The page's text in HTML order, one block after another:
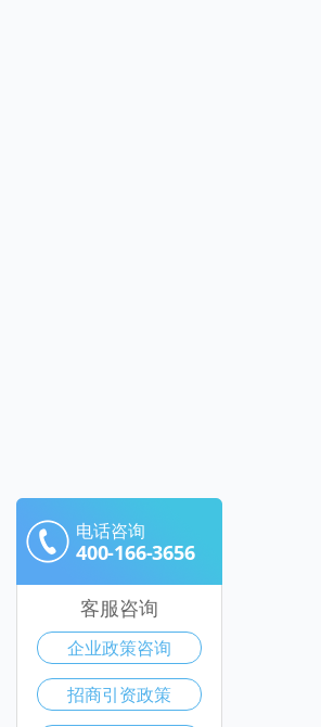
电话咨询
400-166-3656
客服咨询
企业政策咨询
招商引资政策